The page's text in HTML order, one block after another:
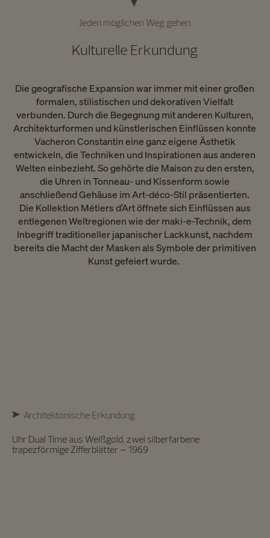
Jeden möglichen Weg gehen
Kulturelle Erkundung
Die geografische Expansion war immer mit einer großen
formalen, stilistischen und dekorativen Vielfalt
verbunden. Durch die Begegnung mit anderen Kulturen,
Architekturformen und künstlerischen Einflüssen konnte
Vacheron Constantin eine ganz eigene Ästhetik
entwickeln, die Techniken und Inspirationen aus anderen
Welten einbezieht. So gehörte die Maison zu den ersten,
die Uhren in Tonneau- und Kissenform sowie
anschließend Gehäuse im Art-déco-Stil präsentierten.
Die Kollektion Métiers d’Art öffnete sich Einflüssen aus
entlegenen Weltregionen wie der maki-e-Technik, dem
Inbegriff traditioneller japanischer Lackkunst, nachdem
bereits die Macht der Masken als Symbole der primitiven
Kunst gefeiert wurde. ​
Architektonische Erkundung
Uhr Dual Time aus Weißgold, zwei silberfarbene
trapezförmige Zifferblätter – 1969